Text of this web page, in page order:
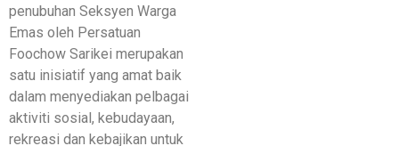
penubuhan Seksyen Warga
Emas oleh Persatuan
Foochow Sarikei merupakan
satu inisiatif yang amat baik
dalam menyediakan pelbagai
aktiviti sosial, kebudayaan,
rekreasi dan kebajikan untuk